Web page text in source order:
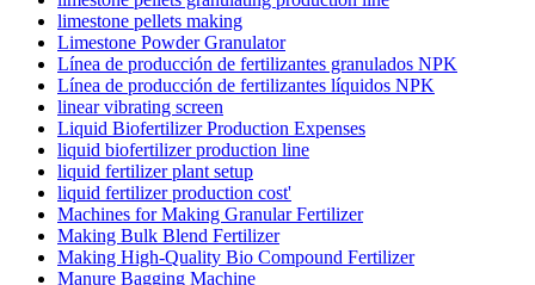
limestone pellets making
Limestone Powder Granulator
Línea de producción de fertilizantes granulados NPK
Línea de producción de fertilizantes líquidos NPK
linear vibrating screen
Liquid Biofertilizer Production Expenses
liquid biofertilizer production line
liquid fertilizer plant setup
liquid fertilizer production cost'
Machines for Making Granular Fertilizer
Making Bulk Blend Fertilizer
Making High-Quality Bio Compound Fertilizer
Manure Bagging Machine